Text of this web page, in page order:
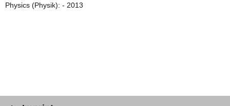
Physics (Physik): - 2013